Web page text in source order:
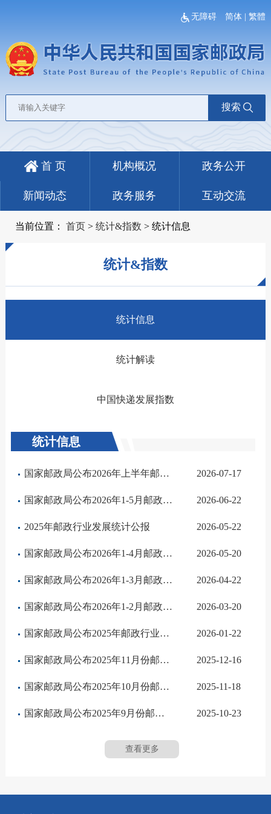
无障碍 简体 |繁體
搜索
首 页 机构概况 政务公开
新闻动态 政务服务 互动交流
当前位置： 首页> 统计&指数 > 统计信息
统计&指数
统计信息
统计解读
中国快递发展指数
统计信息
国家邮政局公布2026年上半年邮政行业运行情况 2026-07-17
国家邮政局公布2026年1-5月邮政行业运行情况 2026-06-22
2025年邮政行业发展统计公报 2026-05-22
国家邮政局公布2026年1-4月邮政行业运行情况 2026-05-20
国家邮政局公布2026年1-3月邮政行业运行情况 2026-04-22
国家邮政局公布2026年1-2月邮政行业运行情况 2026-03-20
国家邮政局公布2025年邮政行业运行情况 2026-01-22
国家邮政局公布2025年11月份邮政行业运行情况 2025-12-16
国家邮政局公布2025年10月份邮政行业运行情况 2025-11-18
国家邮政局公布2025年9月份邮政行业运行情况 2025-10-23
查看更多